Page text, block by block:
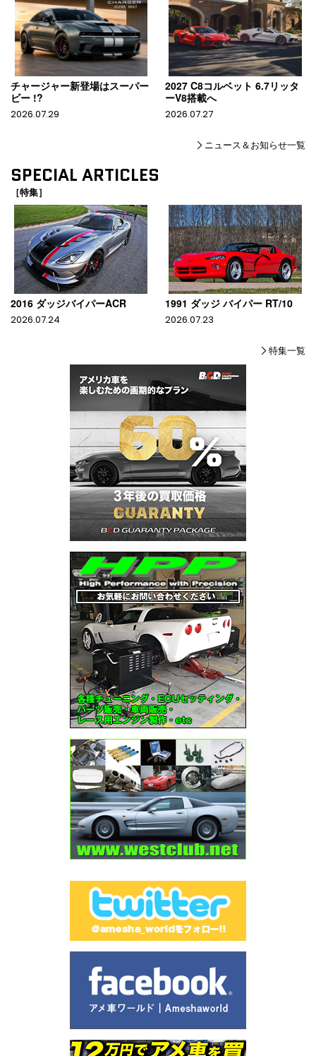
チャージャー新登場はスーパー
ビー !?
2026.07.29
2027 C8コルベット 6.7リッタ
ーV8搭載へ
2026.07.27
ニュース＆お知らせ一覧
SPECIAL ARTICLES
［特集］
2016 ダッジバイパーACR
2026.07.24
1991 ダッジ バイパー RT/10
2026.07.23
特集一覧